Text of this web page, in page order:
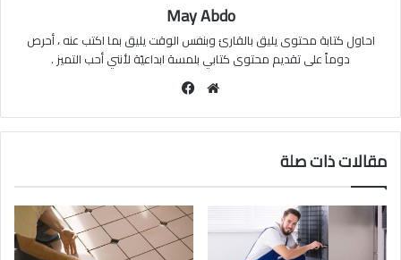
May Abdo
احاول كتابة محتوى يليق بالقارئ وبنفس الوقت يليق بما اكتب عنه ، أحرص
دوماً على تقديم محتوى كتابي بلمسة ابداعيّة لأنني أحب التميز .
موقع
مقالات ذات صلة